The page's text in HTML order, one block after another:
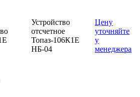
Устройство
отсчетное
Топаз-106К1Е
НБ-04
Цену
уточняйте
у
менеджера